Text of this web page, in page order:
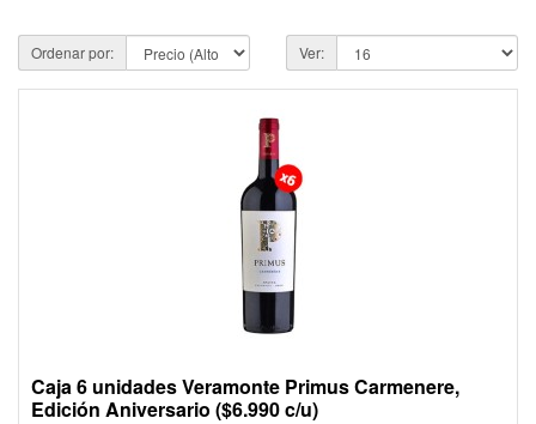
Ordenar por: Ver:
Caja 6 unidades Veramonte Primus Carmenere,
Edición Aniversario ($6.990 c/u)